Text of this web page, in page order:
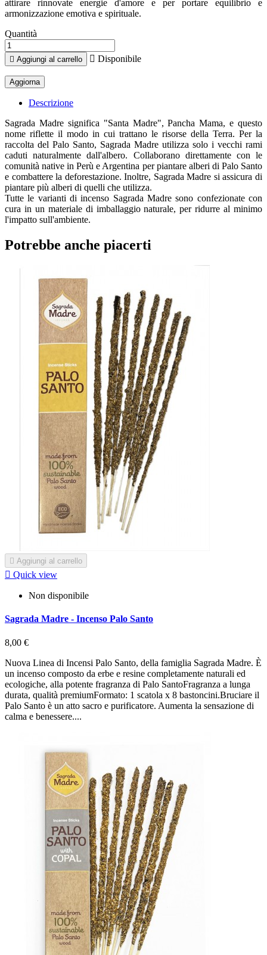
attirare rinnovate energie d'amore e per portare equilibrio e
armonizzazione emotiva e spirituale.
Quantità
 Aggiungi al carrello  Disponibile
Descrizione
Sagrada Madre significa "Santa Madre", Pancha Mama, e questo
nome riflette il modo in cui trattano le risorse della Terra. Per la
raccolta del Palo Santo, Sagrada Madre utilizza solo i vecchi rami
caduti naturalmente dall'albero. Collaborano direttamente con le
comunità native in Perù e Argentina per piantare alberi di Palo Santo
e combattere la deforestazione. Inoltre, Sagrada Madre si assicura di
piantare più alberi di quelli che utilizza.
Tutte le varianti di incenso Sagrada Madre sono confezionate con
cura in un materiale di imballaggio naturale, per ridurre al minimo
l'impatto sull'ambiente.
Potrebbe anche piacerti
 Aggiungi al carrello
 Quick view
Non disponibile
Sagrada Madre - Incenso Palo Santo
8,00 €
Nuova Linea di Incensi Palo Santo, della famiglia Sagrada Madre. È
un incenso composto da erbe e resine completamente naturali ed
ecologiche, alla potente fragranza di Palo SantoFragranza a lunga
durata, qualità premiumFormato: 1 scatola x 8 bastoncini.Bruciare il
Palo Santo è un atto sacro e purificatore. Aumenta la sensazione di
calma e benessere....